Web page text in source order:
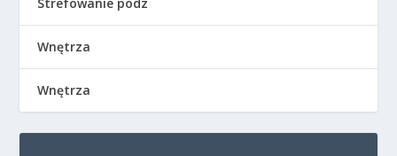
Strefowanie podz
Wnętrza
Wnętrza